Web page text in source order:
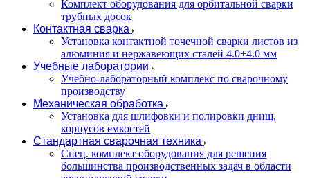
Комплект оборудования для орбитальной сварки
трубных досок
Контактная сварка
Установка контактной точечной сварки листов из
алюминия и нержавеющих сталей 4.0+4.0 мм
Учебные лаборатории
Учебно-лабораторный комплекс по сварочному
производству
Механическая обработка
Установка для шлифовки и полировки днищ,
корпусов емкостей
Стандартная сварочная техника
Спец. комплект оборудования для решения
большинства производственных задач в области